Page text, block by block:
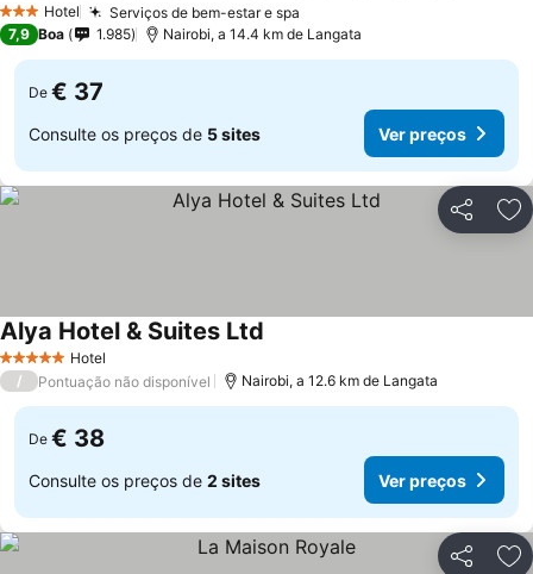
3 EstrelasHotel Serviços de bem-estar e spa
7,9 Boa 1.985 Nairobi, a 14.4 km de Langata
De € 37
Consulte os preços de 5 sites Ver preços
Partilhar
5 Estrelas Hotel
Alya Hotel & Suites Ltd
/ Pontuação não disponível Nairobi, a 12.6 km de Langata
De € 38
Consulte os preços de 2 sites Ver preços
Partilhar